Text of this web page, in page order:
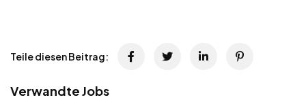
Teile diesen Beitrag:
Verwandte Jobs